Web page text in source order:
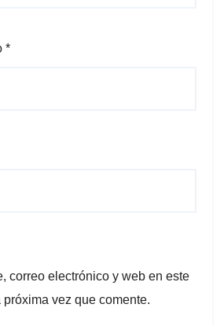
*
correo electrónico y web en este
vez que comente.